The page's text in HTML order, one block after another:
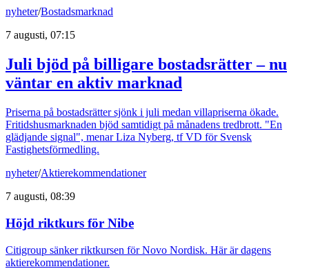
nyheter/Bostadsmarknad
7 augusti, 07:15
Juli bjöd på billigare bostadsrätter – nu
väntar en aktiv marknad
Priserna på bostadsrätter sjönk i juli medan villapriserna ökade.
Fritidshusmarknaden bjöd samtidigt på månadens tredbrott. "En
glädjande signal", menar Liza Nyberg, tf VD för Svensk
Fastighetsförmedling.
nyheter/Aktierekommendationer
7 augusti, 08:39
Höjd riktkurs för Nibe
Citigroup sänker riktkursen för Novo Nordisk. Här är dagens
aktierekommendationer.